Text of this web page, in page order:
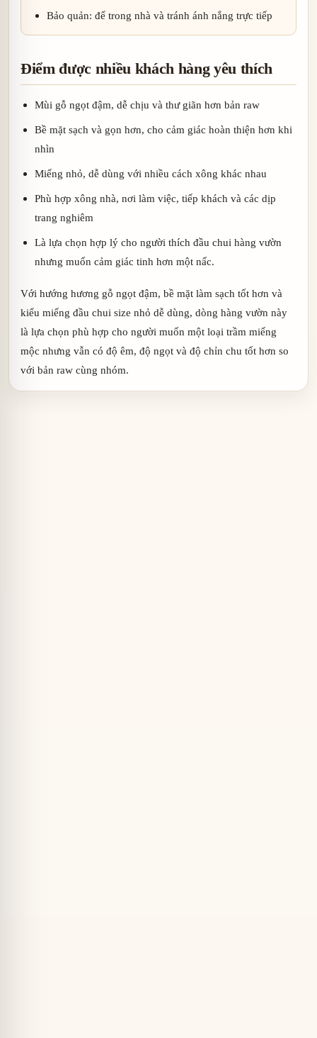
Bảo quản: để trong nhà và tránh ánh nắng trực tiếp
Điểm được nhiều khách hàng yêu thích
Mùi gỗ ngọt đậm, dễ chịu và thư giãn hơn bản raw
Bề mặt sạch và gọn hơn, cho cảm giác hoàn thiện hơn khi
nhìn
Miếng nhỏ, dễ dùng với nhiều cách xông khác nhau
Phù hợp xông nhà, nơi làm việc, tiếp khách và các dịp
trang nghiêm
Là lựa chọn hợp lý cho người thích đầu chui hàng vườn
nhưng muốn cảm giác tinh hơn một nấc.
Với hướng hương gỗ ngọt đậm, bề mặt làm sạch tốt hơn và
kiểu miếng đầu chui size nhỏ dễ dùng, dòng hàng vườn này
là lựa chọn phù hợp cho người muốn một loại trầm miếng
mộc nhưng vẫn có độ êm, độ ngọt và độ chỉn chu tốt hơn so
với bản raw cùng nhóm.